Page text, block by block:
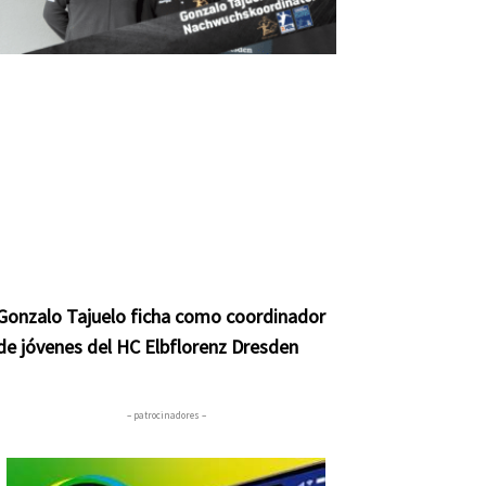
Tajuelo ficha como coordinador
jóvenes del HC Elbflorenz Dresden
– patrocinadores –